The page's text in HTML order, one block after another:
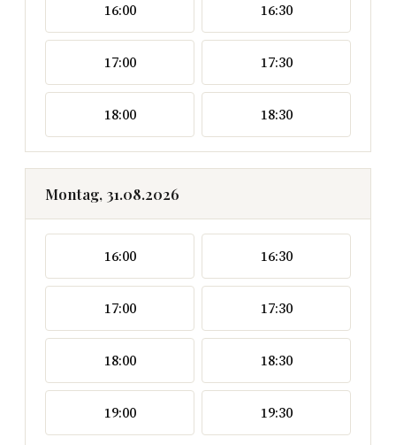
16:00 16:30
17:00 17:30
18:00 18:30
Montag, 31.08.2026
16:00 16:30
17:00 17:30
18:00 18:30
19:00 19:30